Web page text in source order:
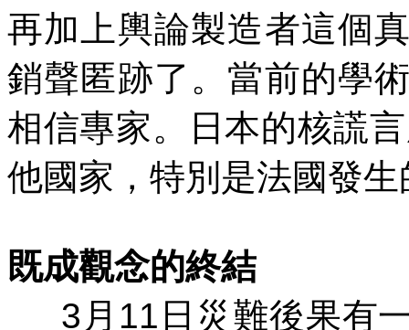
再加上輿論製造者這個
銷聲匿跡了。當前的學
相信專家。日本的核謊
他國家，特別是法國發
既成觀念的終結
3 月 11 日災難後果有